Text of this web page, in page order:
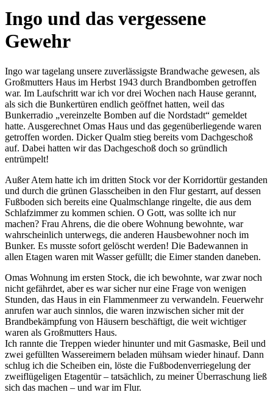
Ingo und das vergessene
Gewehr
Ingo war tagelang unsere zuverlässigste Brandwache gewesen, als
Großmutters Haus im Herbst 1943 durch Brandbomben getroffen
war. Im Laufschritt war ich vor drei Wochen nach Hause gerannt,
als sich die Bunkertüren endlich geöffnet hatten, weil das
Bunkerradio
vereinzelte Bomben auf die Nordstadt
gemeldet
hatte. Ausgerechnet Omas Haus und das gegenüberliegende waren
getroffen worden. Dicker Qualm stieg bereits vom Dachgeschoß
auf. Dabei hatten wir das Dachgeschoß doch so gründlich
entrümpelt!
Außer Atem hatte ich im dritten Stock vor der Korridortür gestanden
und durch die grünen Glasscheiben in den Flur gestarrt, auf dessen
Fußboden sich bereits eine Qualmschlange ringelte, die aus dem
Schlafzimmer zu kommen schien. O Gott, was sollte ich nur
machen? Frau Ahrens, die die obere Wohnung bewohnte, war
wahrscheinlich unterwegs, die anderen Hausbewohner noch im
Bunker. Es musste sofort gelöscht werden! Die Badewannen in
allen Etagen waren mit Wasser gefüllt; die Eimer standen daneben.
Omas Wohnung im ersten Stock, die ich bewohnte, war zwar noch
nicht gefährdet, aber es war sicher nur eine Frage von wenigen
Stunden, das Haus in ein Flammenmeer zu verwandeln. Feuerwehr
anrufen war auch sinnlos, die waren inzwischen sicher mit der
Brandbekämpfung von Häusern beschäftigt, die weit wichtiger
waren als Großmutters Haus.
Ich rannte die Treppen wieder hinunter und mit Gasmaske, Beil und
zwei gefüllten Wassereimern beladen mühsam wieder hinauf. Dann
schlug ich die Scheiben ein, löste die Fußbodenverriegelung der
zweiflügeligen Etagentür – tatsächlich, zu meiner Überraschung ließ
sich das machen – und war im Flur.